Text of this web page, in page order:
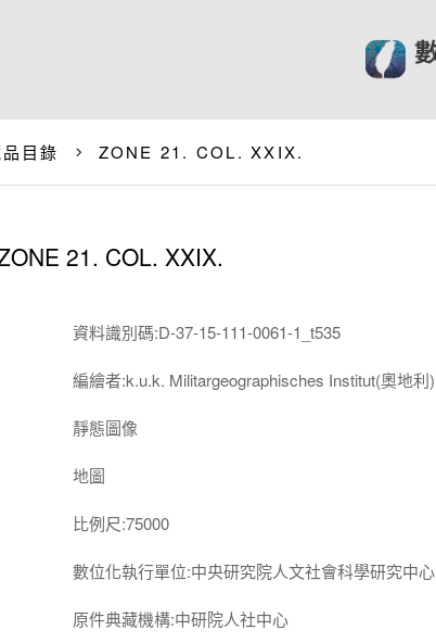
目錄 ZONE 21. COL. XXIX.
21. COL. XXIX.
資料識別碼:D-37-15-111-0061-1_t535
編繪者:k.u.k. Militargeographisches Institut(奧地利)
靜態圖像
地圖
比例尺:75000
數位化執行單位:中央研究院人文社會科學研究中心
原件典藏機構:中研院人社中心